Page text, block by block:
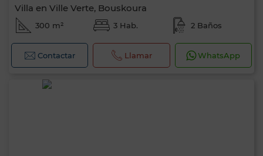
Villa en Ville Verte, Bouskoura
300 m² 3 Hab. 2 Baños
Contactar Llamar WhatsApp